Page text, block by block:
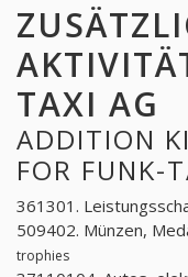
TAXI AG
ADDITION
FOR FUNK-
361301.
509402. Münzen,
trophies